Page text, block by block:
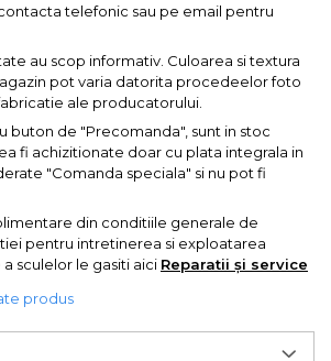
de
– tamplarie
si
prelucrare
de Gaurit
telefonic sau pe email pentru
au scop informativ. Culoarea si textura
pot varia datorita procedeelor foto
ale producatorului.
buton de "Precomanda", sunt in stoc
fi achizitionate doar cu plata integrala in
"Comanda speciala" si nu pot fi
din conditiile generale de
pentru intretinerea si exploatarea
sculelor le gasiti aici Reparatii și service
produs